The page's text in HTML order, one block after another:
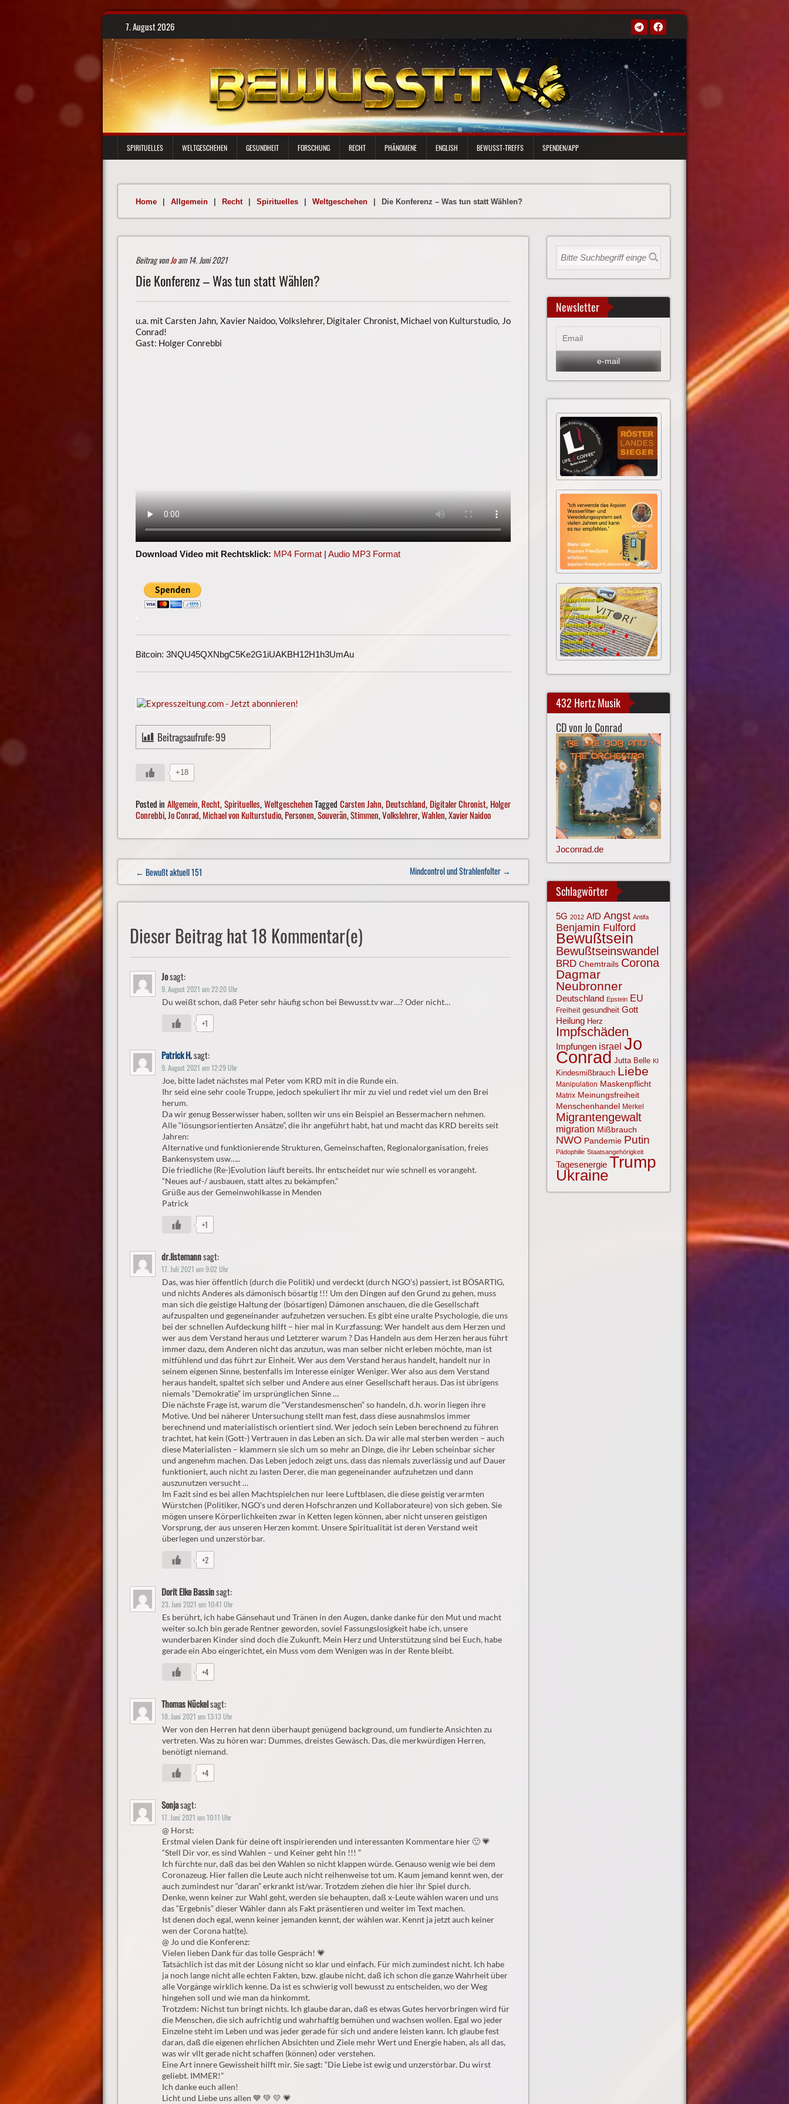
Skip
content
7. August 2026
SPIRITUELLES WELTGESCHEHEN GESUNDHEIT FORSCHUNG RECHT PHÄNOMENE ENGLISH BEWUSST-TREFFS SPENDEN/APP
Home Allgemein Recht Spirituelles Weltgeschehen Die Konferenz – Was tun statt Wählen?
Beitrag vonJoam 14. Juni 2021
Die Konferenz – Was tun statt Wählen?
u.a. mit Carsten Jahn, Xavier Naidoo, Volkslehrer, Digitaler Chronist, Michael von Kulturstudio, Jo
Conrad!
Gast: Holger Conrebbi
Download Video mit Rechtsklick: MP4 Format| Audio MP3 Format
Bitcoin: 3NQU45QXNbgC5Ke2G1iUAKBH12H1h3UmAu
Beitragsaufrufe:99
+18
Posted in Allgemein,Recht,Spirituelles,WeltgeschehenTagged Carsten Jahn, Deutschland, Digitaler Chronist, Holger
Conrebbi,Jo Conrad,Michael von Kulturstudio,Personen,Souverän,Stimmen,Volkslehrer,Wahlen,Xavier Naidoo
Post
navigation
← Bewußt aktuell 151 Mindcontrol und Strahlenfolter →
Dieser Beitrag hat 18 Kommentar(e)
Josagt:
9. August 2021 um 22:20 Uhr
Du weißt schon, daß Peter sehr häufig schon bei Bewusst.tv war…? Oder nicht…
+1
Patrick H.sagt:
9. August 2021 um 12:29 Uhr
Joe, bitte ladet nächstes mal Peter vom KRD mit in die Runde ein.
Ihr seid eine sehr coole Truppe, jedoch spekuliert ihr mir zu viel und redet viel um den Brei
herum.
Da wir genug Besserwisser haben, sollten wir uns ein Beispiel an Bessermachern nehmen.
Alle “lösungsorientierten Ansätze”, die ihr angeführt habt, hat und macht das KRD bereits seit
Jahren:
Alternative und funktionierende Strukturen, Gemeinschaften, Regionalorganisation, freies
Bankensystem usw…..
Die friedliche (Re-)Evolution läuft bereits. Ihr entscheidet nur wie schnell es vorangeht.
“Neues auf-/ ausbauen, statt altes zu bekämpfen.”
Grüße aus der Gemeinwohlkasse in Menden
Patrick
+1
dr.listemannsagt:
17. Juli 2021 um 9:02 Uhr
Das, was hier öffentlich (durch die Politik) und verdeckt (durch NGO’s) passiert, ist BÖSARTIG,
und nichts Anderes als dämonisch bösartig !!! Um den Dingen auf den Grund zu gehen, muss
man sich die geistige Haltung der (bösartigen) Dämonen anschauen, die die Gesellschaft
aufzuspalten und gegeneinander aufzuhetzen versuchen. Es gibt eine uralte Psychologie, die uns
bei der schnellen Aufdeckung hilft – hier mal in Kurzfassung: Wer handelt aus dem Herzen und
wer aus dem Verstand heraus und Letzterer warum ? Das Handeln aus dem Herzen heraus führt
immer dazu, dem Anderen nicht das anzutun, was man selber nicht erleben möchte, man ist
mitfühlend und das führt zur Einheit. Wer aus dem Verstand heraus handelt, handelt nur in
seinem eigenen Sinne, bestenfalls im Interesse einiger Weniger. Wer also aus dem Verstand
heraus handelt, spaltet sich selber und Andere aus einer Gesellschaft heraus. Das ist übrigens
niemals “Demokratie” im ursprünglichen Sinne …
Die nächste Frage ist, warum die “Verstandesmenschen” so handeln, d.h. worin liegen ihre
Motive. Und bei näherer Untersuchung stellt man fest, dass diese ausnahmslos immer
berechnend und materialistisch orientiert sind. Wer jedoch sein Leben berechnend zu führen
trachtet, hat kein (Gott-) Vertrauen in das Leben an sich. Da wir alle mal sterben werden – auch
diese Materialisten – klammern sie sich um so mehr an Dinge, die ihr Leben scheinbar sicher
und angenehm machen. Das Leben jedoch zeigt uns, dass das niemals zuverlässig und auf Dauer
funktioniert, auch nicht zu lasten Derer, die man gegeneinander aufzuhetzen und dann
auszunutzen versucht …
Im Fazit sind es bei allen Machtspielchen nur leere Luftblasen, die diese geistig verarmten
Würstchen (Politiker, NGO’s und deren Hofschranzen und Kollaborateure) von sich geben. Sie
mögen unsere Körperlichkeiten zwar in Ketten legen können, aber nicht unseren geistigen
Vorsprung, der aus unseren Herzen kommt. Unsere Spiritualität ist deren Verstand weit
überlegen und unzerstörbar.
+2
Dorit Elke Bassinsagt:
23. Juni 2021 um 10:41 Uhr
Es berührt, ich habe Gänsehaut und Tränen in den Augen, danke danke für den Mut und macht
weiter so.Ich bin gerade Rentner geworden, soviel Fassungslosigkeit habe ich, unsere
wunderbaren Kinder sind doch die Zukunft. Mein Herz und Unterstützung sind bei Euch, habe
gerade ein Abo eingerichtet, ein Muss vom dem Wenigen was in der Rente bleibt.
+4
Thomas Nückelsagt:
18. Juni 2021 um 13:13 Uhr
Wer von den Herren hat denn überhaupt genügend background, um fundierte Ansichten zu
vertreten. Was zu hören war: Dummes, dreistes Gewäsch. Das, die merkwürdigen Herren,
benötigt niemand.
+4
Sonjasagt:
17. Juni 2021 um 10:11 Uhr
@ Horst:
Erstmal vielen Dank für deine oft inspirierenden und interessanten Kommentare hier 🙂 💗
“Stell Dir vor, es sind Wahlen – und Keiner geht hin !!! ”
Ich fürchte nur, daß das bei den Wahlen so nicht klappen würde. Genauso wenig wie bei dem
Coronazeug. Hier fallen die Leute auch nicht reihenweise tot um. Kaum jemand kennt wen, der
auch zumindest nur “daran” erkrankt ist/war. Trotzdem ziehen die hier ihr Spiel durch.
Denke, wenn keiner zur Wahl geht, werden sie behaupten, daß x-Leute wählen waren und uns
das “Ergebnis” dieser Wähler dann als Fakt präsentieren und weiter im Text machen.
Ist denen doch egal, wenn keiner jemanden kennt, der wählen war. Kennt ja jetzt auch keiner
wen der Corona hat(te).
@ Jo und die Konferenz:
Vielen lieben Dank für das tolle Gespräch! 💗
Tatsächlich ist das mit der Lösung nicht so klar und einfach. Für mich zumindest nicht. Ich habe
ja noch lange nicht alle echten Fakten, bzw. glaube nicht, daß ich schon die ganze Wahrheit über
alle Vorgänge wirklich kenne. Da ist es schwierig voll bewusst zu entscheiden, wo der Weg
hingehen soll und wie man da hinkommt.
Trotzdem: Nichst tun bringt nichts. Ich glaube daran, daß es etwas Gutes hervorbringen wird für
die Menschen, die sich aufrichtig und wahrhaftig bemühen und wachsen wollen. Egal wo jeder
Einzelne steht im Leben und was jeder gerade für sich und andere leisten kann. Ich glaube fest
daran, daß die eigenen ehrlichen Absichten und Ziele mehr Wert und Energie haben, als all das,
was wir vllt gerade nicht schaffen (können) oder verstehen.
Eine Art innere Gewissheit hilft mir. Sie sagt: “Die Liebe ist ewig und unzerstörbar. Du wirst
geliebt. IMMER!”
Ich danke euch allen!
Licht und Liebe uns allen 💙 💚 💛 💗
Newsletter
432 Hertz Musik
CD von Jo Conrad
Joconrad.de
Schlagwörter
5G 2012 AfD Angst Antifa
Benjamin Fulford
Bewußtsein
Bewußtseinswandel
BRD Chemtrails Corona
Dagmar
Neubronner
Deutschland Epstein EU
Freiheit gesundheit Gott
Heilung Herz
Impfschäden
Impfungen israel Jo
Conrad Jutta Belle KI
Kindesmißbrauch Liebe
Manipulation Maskenpflicht
Matrix Meinungsfreiheit
Menschenhandel Merkel
Migrantengewalt
migration Mißbrauch
NWO Pandemie Putin
Pädophilie Staatsangehörigkeit
Tagesenergie Trump
Ukraine